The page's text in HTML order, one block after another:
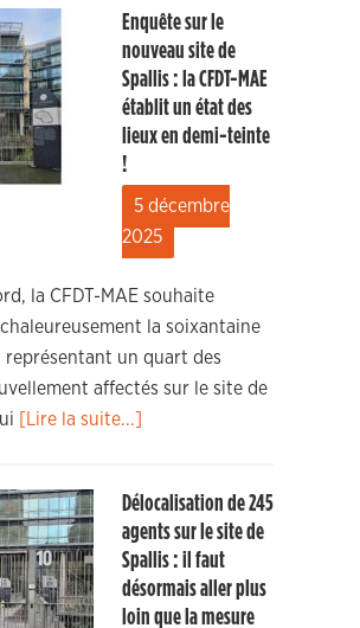
Enquête sur le
nouveau site de
Spallis : la CFDT-MAE
établit un état des
lieux en demi-teinte
!
5 décembre
2025
la CFDT-MAE souhaite
la soixantaine
représentant un quart des
affectés sur le site de
[Lire la suite...]
Délocalisation de 245
agents sur le site de
Spallis : il faut
désormais aller plus
loin que la mesure